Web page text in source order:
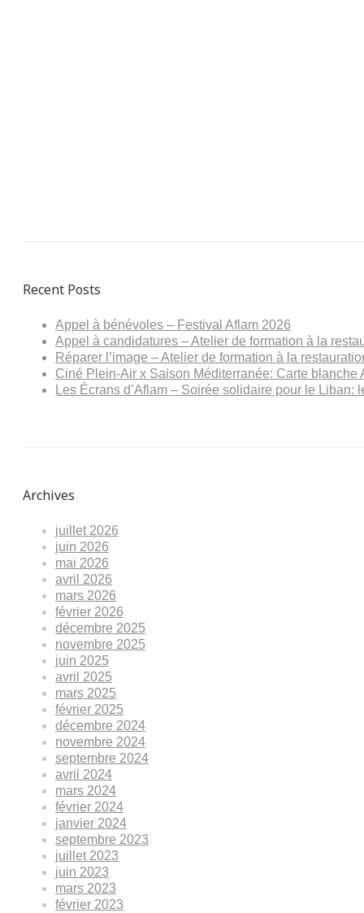
Recent Posts
Appel à bénévoles – Festival Aflam 2026
Appel à candidatures – Atelier de formation à la
Réparer l’image – Atelier de formation à la
Ciné Plein-Air x Saison Méditerranée: Carte blanche
Les Écrans d’Aflam – Soirée solidaire pour le
Archives
juillet 2026
juin 2026
mai 2026
avril 2026
mars 2026
février 2026
décembre 2025
novembre 2025
juin 2025
avril 2025
mars 2025
février 2025
décembre 2024
novembre 2024
septembre 2024
avril 2024
mars 2024
février 2024
janvier 2024
septembre 2023
juillet 2023
juin 2023
mars 2023
février 2023